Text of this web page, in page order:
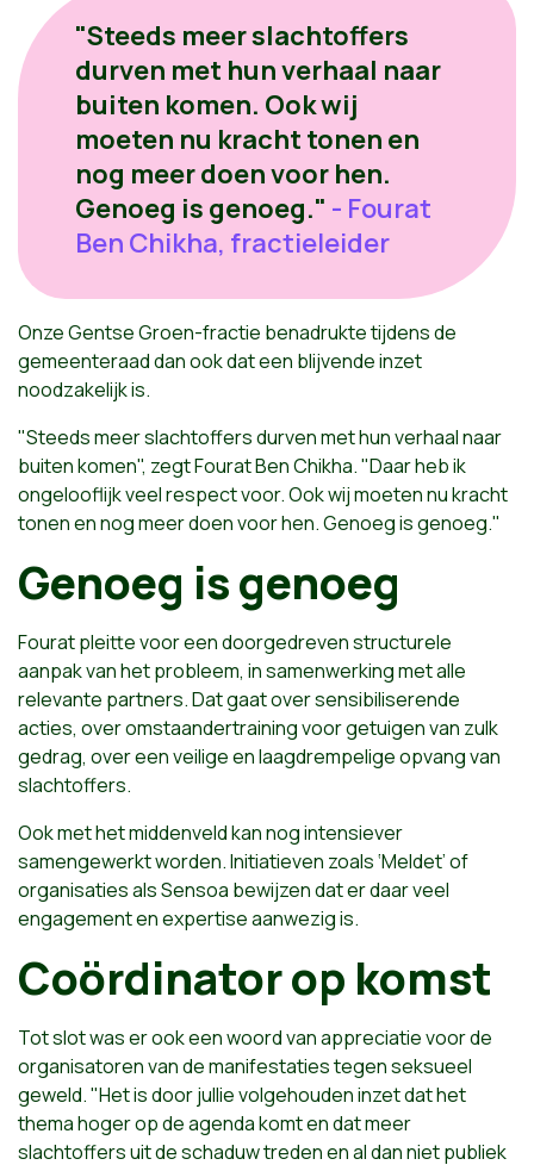
"Steeds meer slachtoffers
durven met hun verhaal naar
buiten komen. Ook wij
moeten nu kracht tonen en
nog meer doen voor hen.
Genoeg is genoeg." - Fourat
Ben Chikha, fractieleider
Onze Gentse Groen-fractie benadrukte tijdens de
gemeenteraad dan ook dat een blijvende inzet
noodzakelijk is.
"Steeds meer slachtoffers durven met hun verhaal naar
buiten komen", zegt Fourat Ben Chikha. "Daar heb ik
ongelooflijk veel respect voor. Ook wij moeten nu kracht
tonen en nog meer doen voor hen. Genoeg is genoeg."
Genoeg is genoeg
Fourat pleitte voor een doorgedreven structurele
aanpak van het probleem, in samenwerking met alle
relevante partners. Dat gaat over sensibiliserende
acties, over omstaandertraining voor getuigen van zulk
gedrag, over een veilige en laagdrempelige opvang van
slachtoffers.
Ook met het middenveld kan nog intensiever
samengewerkt worden. Initiatieven zoals ‘Meldet’ of
organisaties als Sensoa bewijzen dat er daar veel
engagement en expertise aanwezig is.
Coördinator op komst
Tot slot was er ook een woord van appreciatie voor de
organisatoren van de manifestaties tegen seksueel
geweld. "Het is door jullie volgehouden inzet dat het
thema hoger op de agenda komt en dat meer
slachtoffers uit de schaduw treden en al dan niet publiek